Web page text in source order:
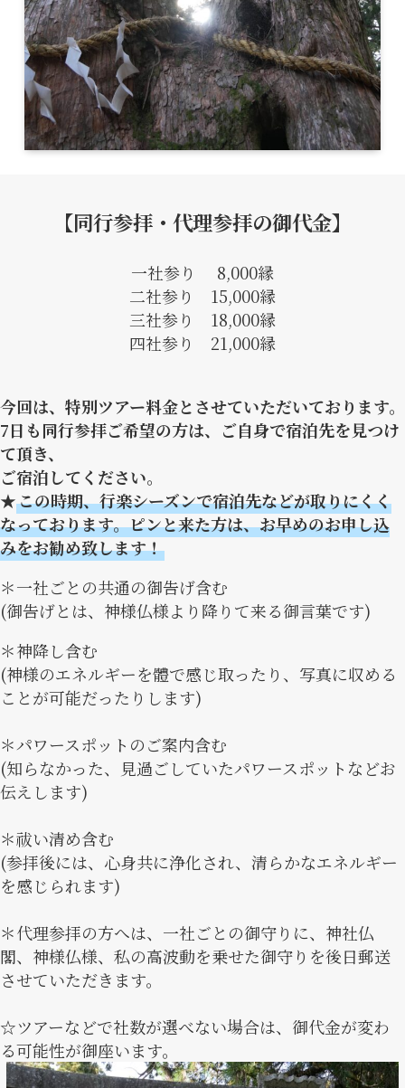
【同行参拝・代理参拝の御代金】
一社参り 8,000縁
二社参り 15,000縁
三社参り 18,000縁
四社参り 21,000縁
今回は、特別ツアー料金とさせていただいております。
7日も同行参拝ご希望の方は、ご自身で宿泊先を見つけ
て頂き、
ご宿泊してください。
★この時期、行楽シーズンで宿泊先などが取りにくく
なっております。ピンと来た方は、お早めのお申し込
みをお勧め致します！
＊一社ごとの共通の御告げ含む
(御告げとは、神様仏様より降りて来る御言葉です)
＊神降し含む
(神様のエネルギーを體で感じ取ったり、写真に収める
ことが可能だったりします)
＊パワースポットのご案内含む
(知らなかった、見過ごしていたパワースポットなどお
伝えします)
＊祓い清め含む
(参拝後には、心身共に浄化され、清らかなエネルギー
を感じられます)
＊代理参拝の方へは、一社ごとの御守りに、神社仏
閣、神様仏様、私の高波動を乗せた御守りを後日郵送
させていただきます。
☆ツアーなどで社数が選べない場合は、御代金が変わ
る可能性が御座います。